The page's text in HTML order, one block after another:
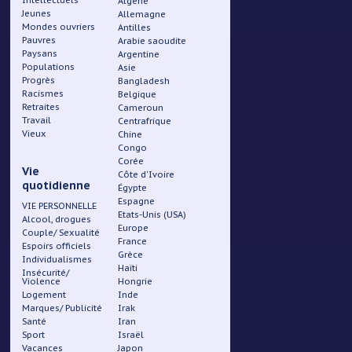
Jeunes
Mondes ouvriers
Pauvres
Paysans
Populations
Progrès
Racismes
Retraites
Travail
Vieux
Vie
quotidienne
VIE PERSONNELLE
Alcool, drogues
Couple/ Sexualité
Espoirs officiels
Individualismes
Insécurité/
Violence
Logement
Marques/ Publicité
Santé
Sport
Vacances
Allemagne
Antilles
Arabie saoudite
Argentine
Asie
Bangladesh
Belgique
Cameroun
Centrafrique
Chine
Congo
Corée
Côte d'Ivoire
Égypte
Espagne
Etats-Unis (USA)
Europe
France
Grèce
Haïti
Hongrie
Inde
Irak
Iran
Israël
Japon